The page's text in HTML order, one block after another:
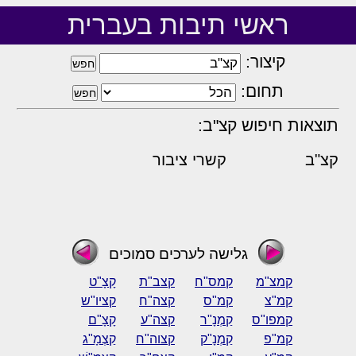
ראשי תיבות בעברית
קיצור:
תחום:
תוצאות חיפוש קצ"ב:
קצ"ב קשרי ציבור
גלישה לערכים סמוכים
קמצ"מ קמס"ח קצב"ת
קָצָ"ט
קמ"צ
קמ"ס קצה"ח
קציו"ש
קמפו"ס
קַמְנָ"ר קצה"ע
קָצָ"ם
קמ"פ
קַמְנָ"ק קצוה"ח
קַצְמָ"ג